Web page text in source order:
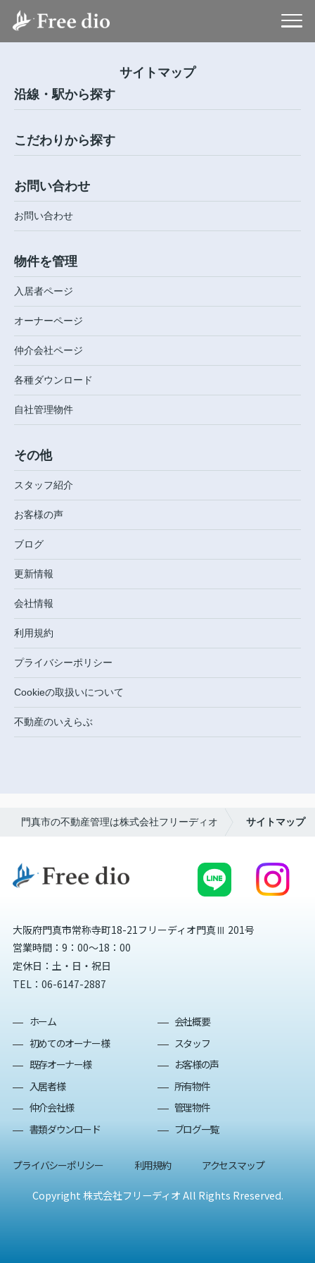
サイトマップ
沿線・駅から探す
こだわりから探す
お問い合わせ
お問い合わせ
物件を管理
入居者ページ
オーナーページ
仲介会社ページ
各種ダウンロード
自社管理物件
その他
スタッフ紹介
お客様の声
ブログ
更新情報
会社情報
利用規約
プライバシーポリシー
Cookieの取扱いについて
不動産のいえらぶ
門真市の不動産管理は株式会社フリーディオ サイトマップ
大阪府門真市常称寺町18-21フリーディオ門真Ⅲ 201号
営業時間：9：00～18：00
定休日：土・日・祝日
TEL： 06-6147-2887
ホーム
初めてのオーナー様
既存オーナー様
入居者様
仲介会社様
書類ダウンロード
会社概要
スタッフ
お客様の声
所有物件
管理物件
ブログ一覧
プライバシーポリシー 利用規約 アクセスマップ
Copyright 株式会社フリーディオ All Rights Rreserved.